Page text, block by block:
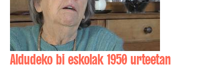
Aldudeko bi eskolak 1950 urteetan